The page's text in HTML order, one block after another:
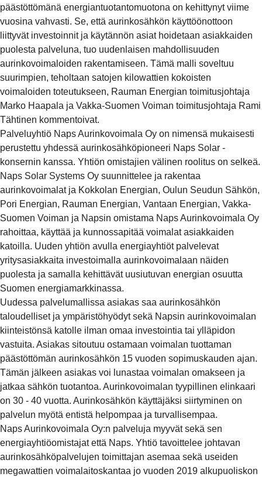
päästöttömänä energiantuotantomuotona on kehittynyt viime
vuosina vahvasti. Se, että aurinkosähkön käyttöönottoon
liittyvät investoinnit ja käytännön asiat hoidetaan asiakkaiden
puolesta palveluna, tuo uudenlaisen mahdollisuuden
aurinkovoimaloiden rakentamiseen. Tämä malli soveltuu
suurimpien, teholtaan satojen kilowattien kokoisten
voimaloiden toteutukseen, Rauman Energian toimitusjohtaja
Marko Haapala ja Vakka-Suomen Voiman toimitusjohtaja Rami
Tähtinen kommentoivat.
Palveluyhtiö Naps Aurinkovoimala Oy on nimensä mukaisesti
perustettu yhdessä aurinkosähköpioneeri Naps Solar -
konsernin kanssa. Yhtiön omistajien välinen roolitus on selkeä.
Naps Solar Systems Oy suunnittelee ja rakentaa
aurinkovoimalat ja Kokkolan Energian, Oulun Seudun Sähkön,
Pori Energian, Rauman Energian, Vantaan Energian, Vakka-
Suomen Voiman ja Napsin omistama Naps Aurinkovoimala Oy
rahoittaa, käyttää ja kunnossapitää voimalat asiakkaiden
katoilla. Uuden yhtiön avulla energiayhtiöt palvelevat
yritysasiakkaita investoimalla aurinkovoimalaan näiden
puolesta ja samalla kehittävät uusiutuvan energian osuutta
Suomen energiamarkkinassa.
Uudessa palvelumallissa asiakas saa aurinkosähkön
taloudelliset ja ympäristöhyödyt sekä Napsin aurinkovoimalan
kiinteistönsä katolle ilman omaa investointia tai ylläpidon
vastuita. Asiakas sitoutuu ostamaan voimalan tuottaman
päästöttömän aurinkosähkön 15 vuoden sopimuskauden ajan.
Tämän jälkeen asiakas voi lunastaa voimalan omakseen ja
jatkaa sähkön tuotantoa. Aurinkovoimalan tyypillinen elinkaari
on 30 - 40 vuotta. Aurinkosähkön käyttäjäksi siirtyminen on
palvelun myötä entistä helpompaa ja turvallisempaa.
Naps Aurinkovoimala Oy:n palveluja myyvät sekä sen
energiayhtiöomistajat että Naps. Yhtiö tavoittelee johtavan
aurinkosähköpalvelujen toimittajan asemaa sekä useiden
megawattien voimalaitoskantaa jo vuoden 2019 alkupuoliskon